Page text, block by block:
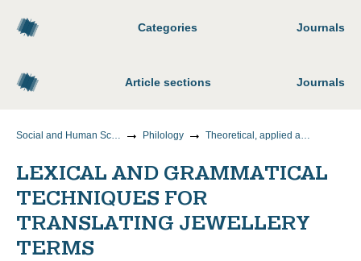
Categories Journals
Article sections Journals
Social and Human Sciences Philology Theoretical, applied and comparative linguistics
LEXICAL AND GRAMMATICAL
TECHNIQUES FOR
TRANSLATING JEWELLERY
TERMS